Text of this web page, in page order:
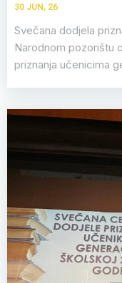
30 JUN, 26
Svečana dodjela
Narodnom pozorištu
priznanja učenicima